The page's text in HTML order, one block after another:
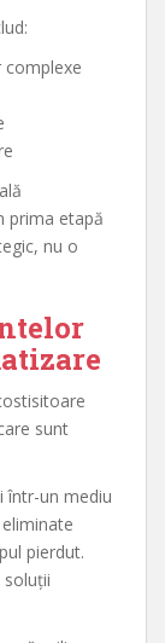
prima etapă
nu o
sunt
într-un mediu
pierdut.